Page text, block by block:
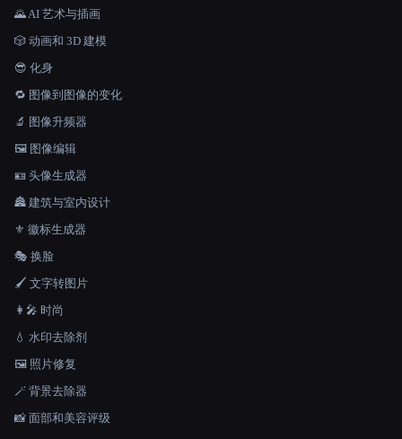
🌄 AI 艺术与插画
🎲 动画和 3D 建模
😎 化身
🔁 图像到图像的变化
🔬 图像升频器
🖼️ 图像编辑
🪪 头像生成器
🏯 建筑与室内设计
⚜️ 徽标生成器
🎭 换脸
🖌️ 文字转图片
👩‍🎤 时尚
💧 水印去除剂
🖼️ 照片修复
🪄 背景去除器
📸 面部和美容评级